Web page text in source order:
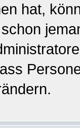
hat,